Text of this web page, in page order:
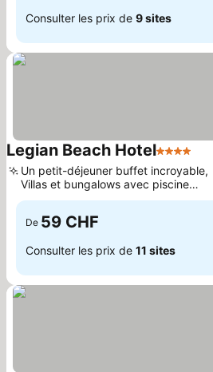
Consulter les prix de 9 sites
Legian Beach Hotel4 Étoiles
Un petit-déjeuner buffet incroyable,
Villas et bungalows avec piscine
privée
De 59 CHF
Consulter les prix de 11 sites